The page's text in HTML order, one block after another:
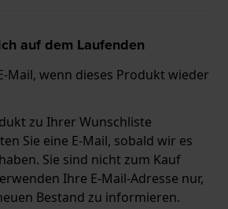
auf dem Laufenden
Mail, wenn dieses Produkt wieder
zu Ihrer Wunschliste
Sie eine E-Mail, sobald wir es
Sie sind nicht zum Kauf
Ihre E-Mail-Adresse nur,
Bestand zu informieren.